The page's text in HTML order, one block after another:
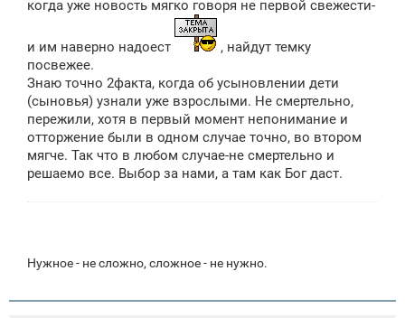
и
когда уже новость мягко говоря не первой свежести-
и им наверно надоест
, найдут темку
посвежее.
Знаю точно 2факта, когда об усыновлении дети
(сыновья) узнали уже взрослыми. Не смертельно,
пережили, хотя в первый момент непонимание и
отторжение были в одном случае точно, во втором
мягче. Так что в любом случае-не смертельно и
решаемо все. Выбор за нами, а там как Бог даст.
Нужное - не сложно, сложное - не нужно.